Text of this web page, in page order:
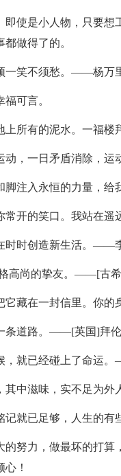
即使是小人物，只要
做得了的。
一笑不须愁。——杨万
可言。
上所有的泥水。一福楼
，一日矛盾消除，运
注入永恒的力量，给
开的笑口。我站在遥
时时创造新生活。——
高尚的挚友。——[古
藏在一封信里。你的
条道路。——[英国]拜伦
，就已经碰上了命运
中滋味，实不足为外
就已足够，人生的有
的努力，做最坏的打
！